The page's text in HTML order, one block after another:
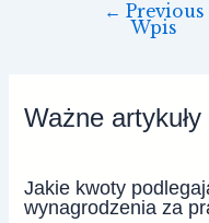
← Previous
Wpis
Ważne artykuły
Jakie kwoty
wynagrodzenia za